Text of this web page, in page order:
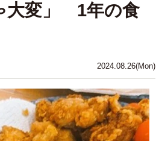
2024.08.26(Mon)
大変」 1年の食